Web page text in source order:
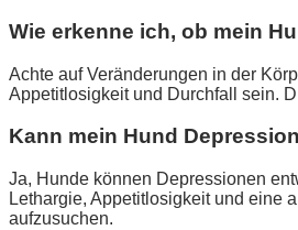
Wie erkenne ich, ob mein
Achte auf Veränderungen in der
Appetitlosigkeit und Durchfall sein.
Kann mein Hund
Ja, Hunde können Depressionen
Lethargie, Appetitlosigkeit und eine
aufzusuchen.